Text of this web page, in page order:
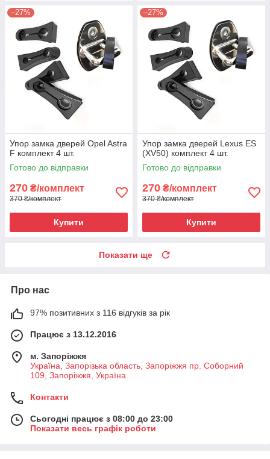
–27%
Упор замка дверей Opel Astra
F комплект 4 шт.
Готово до відправки
270 ₴/комплект
370 ₴/комплект
Купити
–27%
Упор замка дверей Lexus ES
(XV50) комплект 4 шт.
Готово до відправки
270 ₴/комплект
370 ₴/комплект
Купити
Показати ще
Про нас
97% позитивних з 116 відгуків за рік
Працює з 13.12.2016
м. Запоріжжя
Україна, Запорізька область, Запоріжжя пр. Соборний
109, Запоріжжя, Україна
Контакти
Сьогодні працює з 08:00 до 23:00
Показати весь графік роботи